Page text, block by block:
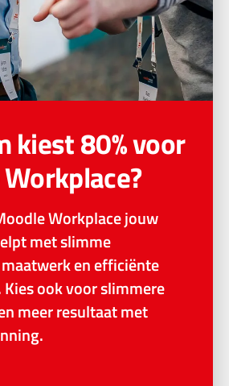
kiest 80% voor
Workplace jouw
met slimme
en efficiënte
ook voor slimmere
meer resultaat met